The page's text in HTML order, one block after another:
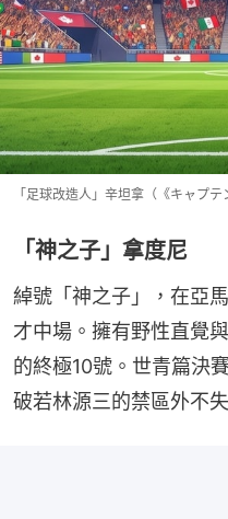
「足球改造人」辛坦拿（《キャプ
「神之子」拿度尼
綽號「神之子」，在亞
才中場。擁有野性直覺
的終極10號。世青篇決
破若林源三的禁區外不